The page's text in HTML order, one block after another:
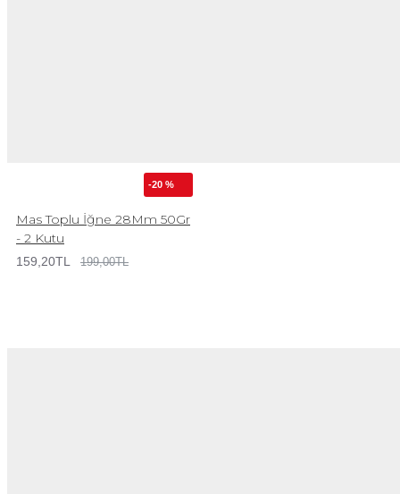
-20 %
Mas Toplu İğne 28Mm 50Gr
- 2 Kutu
159,20TL 199,00TL